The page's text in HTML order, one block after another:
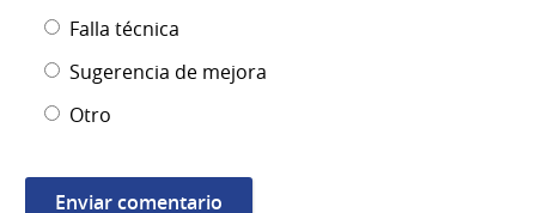
Falla técnica
Sugerencia de mejora
Otro